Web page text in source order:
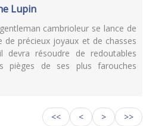
Lupin
cambrioleur se lance de
de précieux joyaux et de chasses
devra résoudre de redoutables
pièges de ses plus farouches
<< < > >>